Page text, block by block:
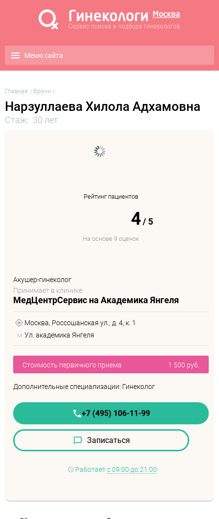
Меню сайта
Главная Врачи
Нарзуллаева Хилола Адхамовна
Стаж: 30 лет
Рейтинг пациентов
4/5
На основе 9 оценок
Акушер-гинеколог
Принимает в клинике:
МедЦентрСервис на Академика Янгеля
Москва, Россошанская ул., д. 4, к. 1
м. Ул. академика Янгеля
Стоимость первичного приема 1 500 руб.
Дополнительные специализации: Гинеколог
+7 (495) 106-11-99
Записаться
Работает с 09:00 до 21:00